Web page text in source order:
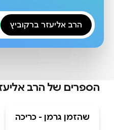
הרב אליעזר ברקוביץ
הספרים של הרב
שהזמן גרמן - כריכה